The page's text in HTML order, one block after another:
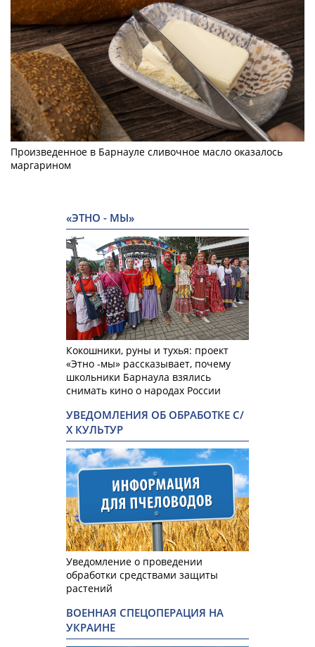
Произведенное в Барнауле сливочное масло оказалось
маргарином
«ЭТНО - МЫ»
Кокошники, руны и тухья: проект
«Этно -мы» рассказывает, почему
школьники Барнаула взялись
снимать кино о народах России
УВЕДОМЛЕНИЯ ОБ ОБРАБОТКЕ С/
Х КУЛЬТУР
Уведомление о проведении
обработки средствами защиты
растений
ВОЕННАЯ СПЕЦОПЕРАЦИЯ НА
УКРАИНЕ